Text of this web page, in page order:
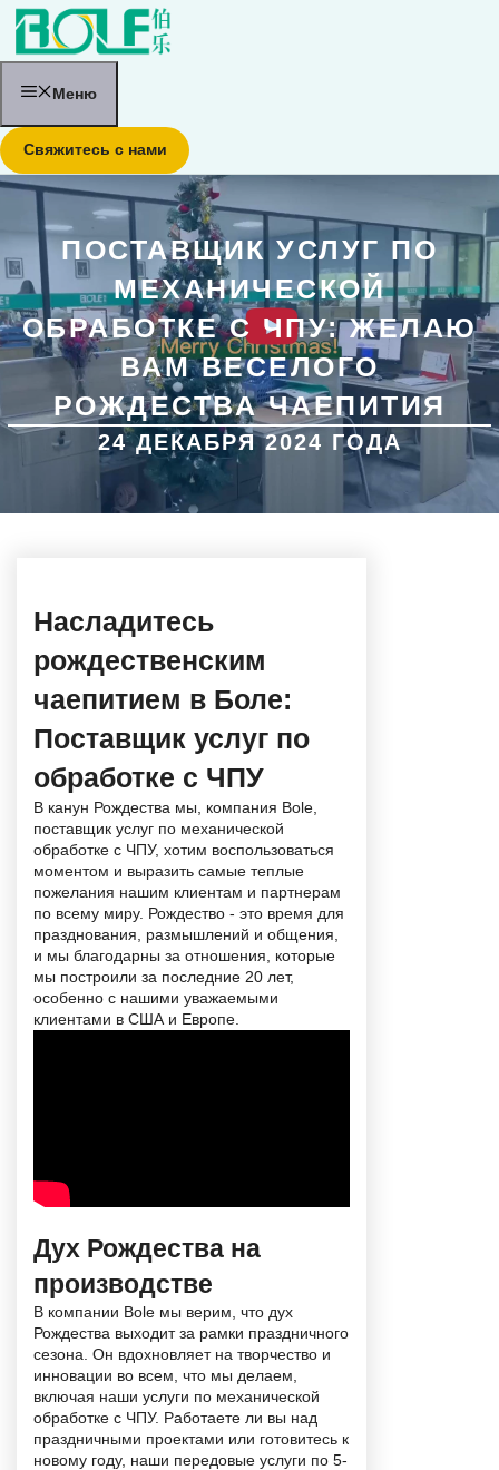
Перейти
содержанию
Меню
Свяжитесь с нами
ПОСТАВЩИК УСЛУГ ПО
МЕХАНИЧЕСКОЙ
ОБРАБОТКЕ С ЧПУ: ЖЕЛАЮ
ВАМ ВЕСЕЛОГО
РОЖДЕСТВА ЧАЕПИТИЯ
24 ДЕКАБРЯ 2024 ГОДА
Насладитесь
рождественским
чаепитием в Боле:
Поставщик услуг по
обработке с ЧПУ
В канун Рождества мы, компания Bole,
поставщик услуг по механической
обработке с ЧПУ, хотим воспользоваться
моментом и выразить самые теплые
пожелания нашим клиентам и партнерам
по всему миру. Рождество - это время для
празднования, размышлений и общения,
и мы благодарны за отношения, которые
мы построили за последние 20 лет,
особенно с нашими уважаемыми
клиентами в США и Европе.
Дух Рождества на
производстве
В компании Bole мы верим, что дух
Рождества выходит за рамки праздничного
сезона. Он вдохновляет на творчество и
инновации во всем, что мы делаем,
включая наши услуги по механической
обработке с ЧПУ. Работаете ли вы над
праздничными проектами или готовитесь к
новому году, наши передовые услуги по 5-